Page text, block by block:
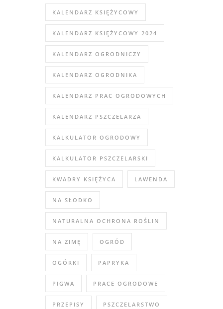
KALENDARZ KSIĘŻYCOWY
KALENDARZ KSIĘŻYCOWY 2024
KALENDARZ OGRODNICZY
KALENDARZ OGRODNIKA
KALENDARZ PRAC OGRODOWYCH
KALENDARZ PSZCZELARZA
KALKULATOR OGRODOWY
KALKULATOR PSZCZELARSKI
KWADRY KSIĘŻYCA LAWENDA
NA SŁODKO
NATURALNA OCHRONA ROŚLIN
NA ZIMĘ OGRÓD
OGÓRKI PAPRYKA
PIGWA PRACE OGRODOWE
PRZEPISY PSZCZELARSTWO